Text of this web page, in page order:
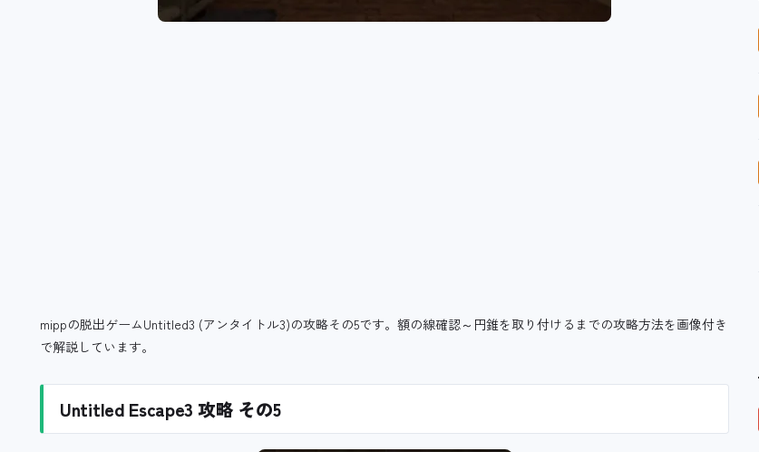
mippの脱出ゲームUntitled3 (アンタイトル3)の攻略その5です。額の線確認～円錐を取り付けるまでの攻略方法を画像付き
で解説しています。
Untitled Escape3 攻略 その5